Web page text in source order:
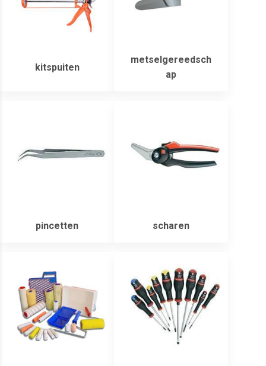
kitspuiten
metselgereedsch
ap
pincetten scharen